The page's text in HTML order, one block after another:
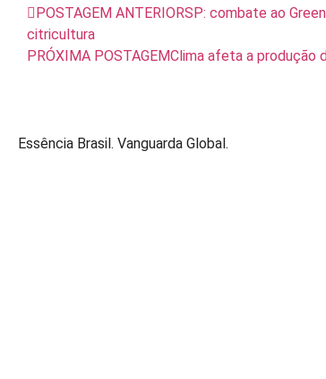
POSTAGEM ANTERIORSP: combate ao
citricultura
PRÓXIMA POSTAGEMClima afeta a produção
Essência Brasil. Vanguarda Global.